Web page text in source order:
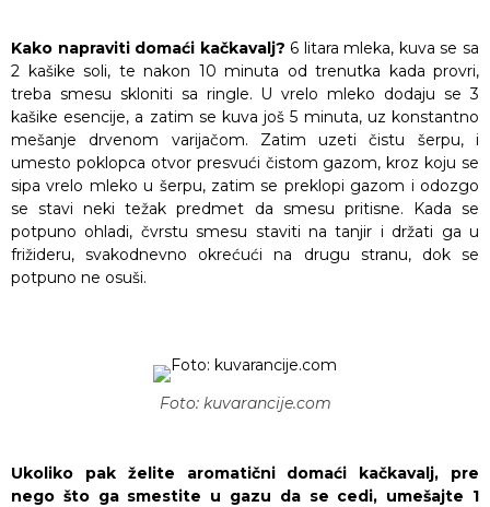
Kako napraviti domaći kačkavalj? 6 litara mleka, kuva se sa
2 kašike soli, te nakon 10 minuta od trenutka kada provri,
treba smesu skloniti sa ringle. U vrelo mleko dodaju se 3
kašike esencije, a zatim se kuva još 5 minuta, uz konstantno
mešanje drvenom varijačom. Zatim uzeti čistu šerpu, i
umesto poklopca otvor presvući čistom gazom, kroz koju se
sipa vrelo mleko u šerpu, zatim se preklopi gazom i odozgo
se stavi neki težak predmet da smesu pritisne. Kada se
potpuno ohladi, čvrstu smesu staviti na tanjir i držati ga u
frižideru, svakodnevno okrećući na drugu stranu, dok se
potpuno ne osuši.
Foto: kuvarancije.com
Ukoliko pak želite aromatični domaći kačkavalj, pre
nego što ga smestite u gazu da se cedi, umešajte 1